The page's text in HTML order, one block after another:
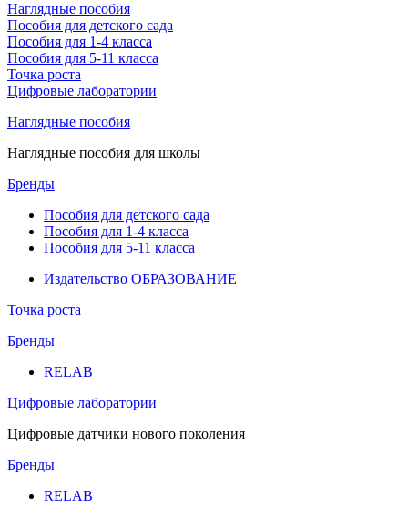
Наглядные пособия
Пособия для детского сада
Пособия для 1-4 класса
Пособия для 5-11 класса
Точка роста
Цифровые лаборатории
Наглядные пособия
Наглядные пособия для школы
Бренды
Пособия для детского сада
Пособия для 1-4 класса
Пособия для 5-11 класса
Издательство ОБРАЗОВАНИЕ
Точка роста
Бренды
RELAB
Цифровые лаборатории
Цифровые датчики нового поколения
Бренды
RELAB